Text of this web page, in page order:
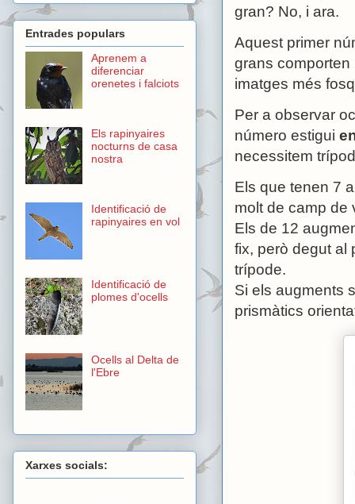
gran? No, i ara.
Aquest primer
grans comporten
imatges més
Per a observar
número estigui
necessitem
Els que tenen 7
molt de camp de
Els de 12
fix, però degut al
trípode.
Si els augments
prismàtics
Entrades populars
Aprenem a
diferenciar
orenetes i falciots
Els rapinyaires
nocturns de casa
nostra
Identificació de
rapinyaires en vol
Identificació de
plomes d'ocells
Ocells al Delta de
l'Ebre
Xarxes socials: